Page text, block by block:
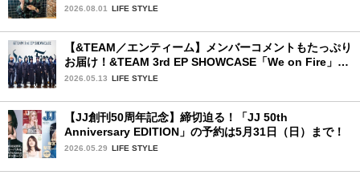
2026.08.01 LIFE STYLE
【&TEAM／エンティーム】メンバーコメントもたっぷり
お届け！&TEAM 3rd EP SHOWCASE「We on Fire」を
詳細レポート【前編】
2026.05.13 LIFE STYLE
【JJ創刊50周年記念】締切迫る！「JJ 50th
Anniversary EDITION」の予約は5月31日（日）まで！
2026.05.29 LIFE STYLE